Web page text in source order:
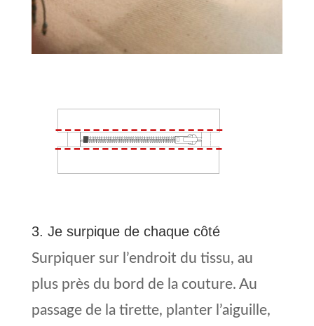
3. Je surpique de chaque côté
Surpiquer sur l’endroit du tissu, au
plus près du bord de la couture. Au
passage de la tirette, planter l’aiguille,